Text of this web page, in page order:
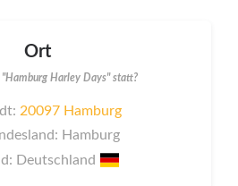
Ort
"Hamburg Harley Days" statt?
20097 Hamburg
Hamburg
Deutschland